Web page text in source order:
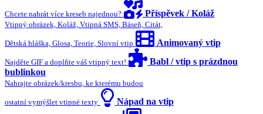
Chcete nahrát více kreseb najednou? Příspěvek / Koláž
Vtipný obrázek, Koláž, Vtipná SMS, Báseň, Citát,
Dětská hláška, Glosa, Teorie, Slovní vtip Animovaný vtip
Najděte GIF a doplňte váš vtipný text!
Babl / vtip s prázdnou
bublinkou
Nahrajte obrázek/kresbu, ke kterému budou
ostatní vymýšlet vtipné texty Nápad na vtip